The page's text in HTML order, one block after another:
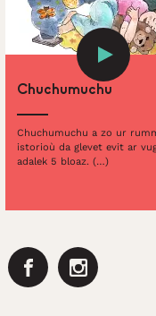
Chuchumuchu
Chuchumuchu a zo ur
istorioù da glevet evit ar
adalek 5 bloaz. (…)
FacebookInstagram